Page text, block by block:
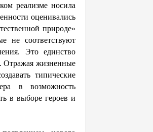
реализме носила
оценивались
природе»
не соответствуют
Это единство
Отражая жизненные
типические
в возможность
в выборе героев и